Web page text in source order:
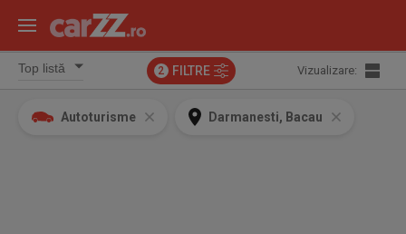
2 FILTRE Vizualizare:
Autoturisme Darmanesti, Bacau